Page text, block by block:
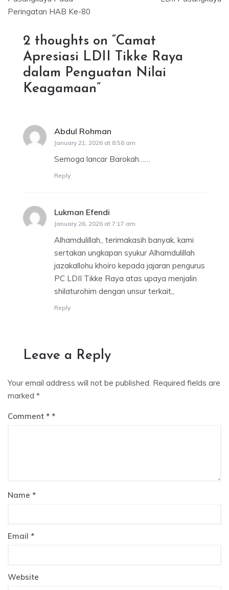
Peringatan HAB Ke-80
2 thoughts on “Camat
Apresiasi LDII Tikke Raya
dalam Penguatan Nilai
Keagamaan”
Abdul Rohman
January 21, 2026 at 8:58 am
Semoga lancar Barokah……
Reply
Lukman Efendi
January 26, 2026 at 7:17 am
Alhamdulillah,, terimakasih banyak, kami
sertakan ungkapan syukur Alhamdulillah
jazakallohu khoiro kepada jajaran pengurus
PC LDII Tikke Raya atas upaya menjalin
shilaturohim dengan unsur terkait,,
Reply
Leave a Reply
Your email address will not be published. Required fields are
marked *
Comment *
Name *
Email *
Website